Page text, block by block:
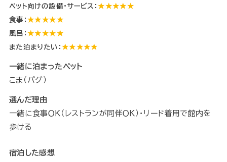
ペット向けの設備・サービス：★★★★★
食事：★★★★★
風呂：★★★★★
また泊まりたい： ★★★★★
一緒に泊まったペット
こま（パグ）
選んだ理由
一緒に食事ＯＫ（レストランが同伴ＯＫ）・リード着用で館内を
歩ける
宿泊した感想